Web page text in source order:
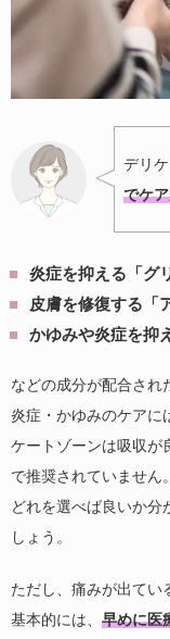
デリ
でケ
炎症を抑える「グ
皮膚を修復する「
かゆみや炎症を抑
などの成分が配合され
炎症・かゆみのケアに
ケートゾーンは吸収が
で推奨されていません。
どれを選べば良いか分
しょう。
ただし、痛みが出てい
基本的には、 早めに医